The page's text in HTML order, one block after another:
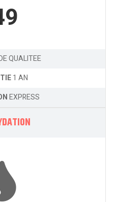
QUALITEE
1 AN
EXPRESS